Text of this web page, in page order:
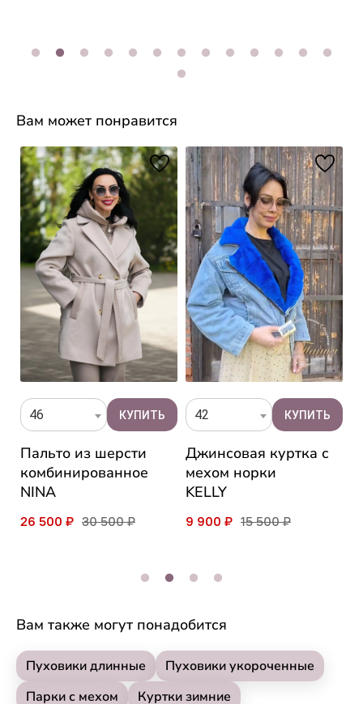
Вам может понравится
46
Пальто из шерсти
комбинированное
NINA
26 500 ₽ 30 500 ₽
42
Джинсовая куртка с
мехом норки
KELLY
9 900 ₽ 15 500 ₽
Вам также могут понадобится
Пуховики длинные
Пуховики укороченные
Парки с мехом
Куртки зимние